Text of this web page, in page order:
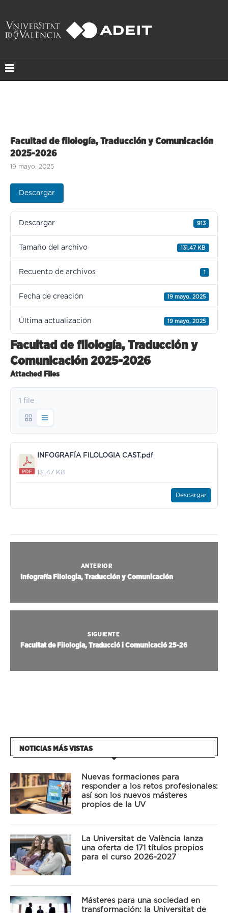
Facultad de filología, Traducción y Comunicación
2025-2026
19 mayo, 2025
Descargar
Descargar 913
Tamaño del archivo 131.47 KB
Recuento de archivos 1
Fecha de creación 19 mayo, 2025
Última actualización 19 mayo, 2025
Facultad de filología, Traducción y
Comunicación 2025-2026
Attached Files
1 file
INFOGRAFÍA FILOLOGIA CAST.pdf
131.47 KB
Descargar
ANTERIOR
Infografía Filologia, Traducción y Comunicación
SIGUIENTE
Facultat de Filologia, Traducció i Comunicació 25-26
NOTICIAS MÁS VISTAS
Nuevas formaciones para
responder a los retos profesionales:
así son los nuevos másteres
propios de la UV
La Universitat de València lanza
una oferta de 171 títulos propios
para el curso 2026-2027
Másteres para una sociedad en
transformación: la Universitat de